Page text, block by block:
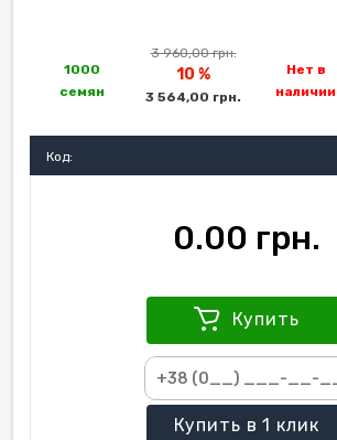
1000
семян
3 960,00 грн.
10 %
3 564,00 грн.
Нет в
наличии
Код:
0.00 грн.
Купить
Купить в 1 клик